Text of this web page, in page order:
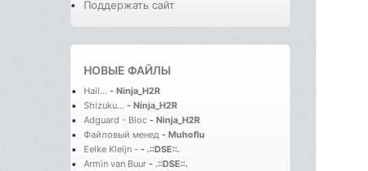
Поддержать сайт
НОВЫЕ ФАЙЛЫ
Hail... - Ninja_H2R
Shizuku... - Ninja_H2R
Adguard - Bloc - Ninja_H2R
Файловый менед - Muhoflu
Eelke Kleijn - - .::DSE::.
Armin van Buur - .::DSE::.